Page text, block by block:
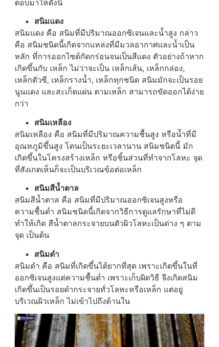
ตอบมาให้ดังนี้
สนิมแดง
สนิมแดง คือ สนิมที่มีปริมาณออกซิเจนและน้ำสูง กล่าว
คือ สนิมชนิดนี้เกิดจากแหล่งที่มีมวลอากาศและน้ำเป็น
หลัก ที่การออกไซด์กัดกร่อนจนเป็นสีแดง ตัวอย่างถ้าหาก
เกิดขึ้นกับ เหล็ก ไม่ว่าจะเป็น เหล็กเส้น, เหล็กกล่อง,
เหล็กตัวซี, เหล็กรางน้ำ, เหล็กทุกชนิด สนิมมักจะเป็นรอย
นูนแดง และสะเก็ดแผ่น ตามเหล็ก สามารถขัดออกได้ง่าย
กว่า
สนิมเหลือง
สนิมเหลือง คือ สนิมที่มีปริมาณความชื้นสูง หรือน้ำที่มี
อุณหภูมิขึ้นสูง โดนเป็นระยะเวลานาน สนิมชนิดนี้ มัก
เกิดขึ้นในโครงสร้างเหล็ก หรือชิ้นส่วนที่ทำจากโลหะ จุด
ที่สังเกตเห็นก็จะเป็นบริเวณข้อต่อเหล็ก
สนิมสีน้ำตาล
สนิมสีน้ำตาล คือ สนิมที่มีปริมาณออกซิเจนสูงหรือ
ความชื้นต่ำ สนิมชนิดนี้เกิดจากวิธีการดูแลรักษาที่ไม่ดี
ทำให้เกิด สีน้ำตาลกระจายบนตัวผิวโลหะเป็นด่าง ๆ ตาม
จุด เป็นต้น
สนิมดำ
สนิมดำ คือ สนิมที่เกิดขึ้นได้ยากที่สุด เพราะเกิดขึ้นในที่
ออกซิเจนสูงแต่ความชื้นต่ำ เพราะเก็บผิดวิธี จึงเกิดสนิม
เกิดขึ้นเป็นรอยดำกระจายทั่วโลหะหรือเหล็ก แต่อยู่
บริเวณผิวเหล็ก ไม่เข้าไปถึงด้านใน